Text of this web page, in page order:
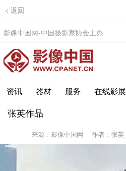
返回
影像中国网-中国摄影家协会主办
资讯 器材 服务 在线影展
张英作品
来源：影像中国网 作者：张英